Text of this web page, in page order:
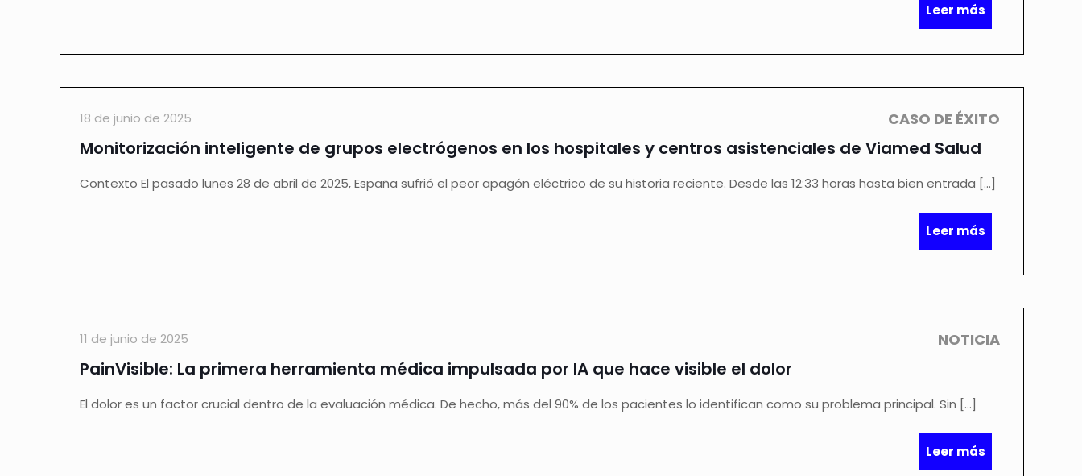
Leer más
18 de junio de 2025 CASO DE ÉXITO
Monitorización inteligente de grupos electrógenos en los hospitales y centros asistenciales de Viamed Salud
Contexto El pasado lunes 28 de abril de 2025, España sufrió el peor apagón eléctrico de su historia reciente. Desde las 12:33 horas hasta bien entrada […]
Leer más
11 de junio de 2025 NOTICIA
PainVisible: La primera herramienta médica impulsada por IA que hace visible el dolor
El dolor es un factor crucial dentro de la evaluación médica. De hecho, más del 90% de los pacientes lo identifican como su problema principal. Sin […]
Leer más